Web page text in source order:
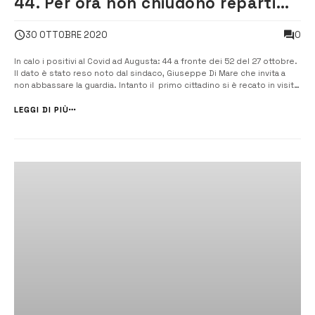
30 OTTOBRE 2020 0
In calo i positivi al Covid ad Augusta: 44 a fronte dei 52 del 27 ottobre.
Il dato è stato reso noto dal sindaco, Giuseppe Di Mare che invita a
non abbassare la guardia. Intanto il primo cittadino si è recato in visita
Cappiello. Per […]
LEGGI DI PIÙ